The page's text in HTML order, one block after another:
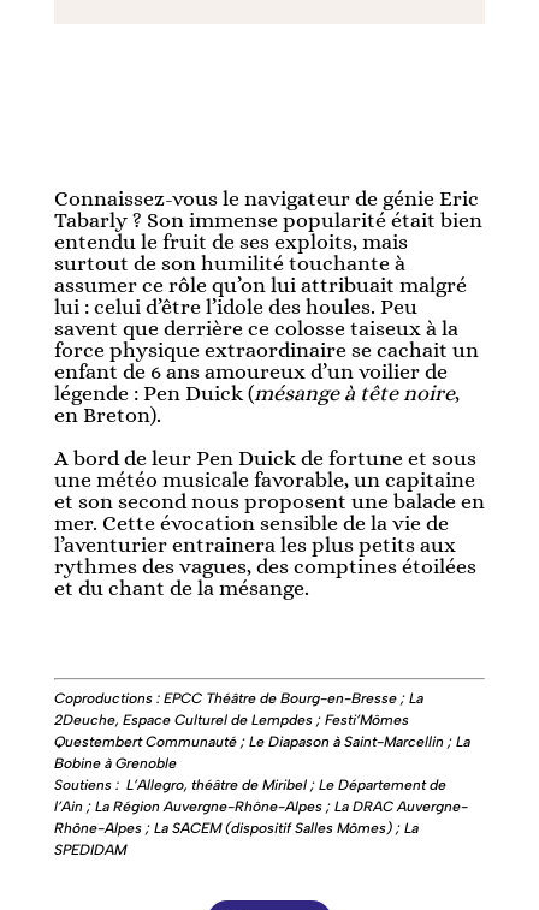
Connaissez-vous le navigateur de génie Eric
Tabarly ? Son immense popularité était bien
entendu le fruit de ses exploits, mais
surtout de son humilité touchante à
assumer ce rôle qu’on lui attribuait malgré
lui : celui d’être l’idole des houles. Peu
savent que derrière ce colosse taiseux à la
force physique extraordinaire se cachait un
enfant de 6 ans amoureux d’un voilier de
légende : Pen Duick (mésange à tête noire,
en Breton).
A bord de leur Pen Duick de fortune et sous
une météo musicale favorable, un capitaine
et son second nous proposent une balade en
mer. Cette évocation sensible de la vie de
l’aventurier entrainera les plus petits aux
rythmes des vagues, des comptines étoilées
et du chant de la mésange.
Coproductions : EPCC Théâtre de Bourg-en-Bresse ; La
2Deuche, Espace Culturel de Lempdes ; Festi’Mômes
Questembert Communauté ; Le Diapason à Saint-Marcellin ; La
Bobine à Grenoble
Soutiens : L’Allegro, théâtre de Miribel ; Le Département de
l’Ain ; La Région Auvergne-Rhône-Alpes ; La DRAC Auvergne-
Rhône-Alpes ; La SACEM (dispositif Salles Mômes) ; La
SPEDIDAM